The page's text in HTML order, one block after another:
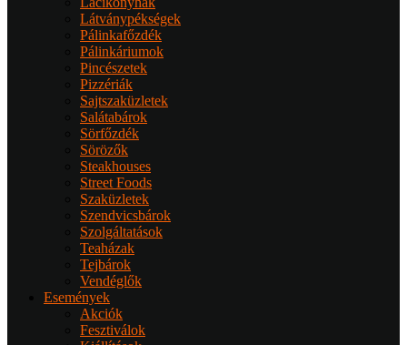
Látványpékségek
Pálinkafőzdék
Pálinkáriumok
Pincészetek
Pizzériák
Sajtszaküzletek
Salátabárok
Sörfőzdék
Sörözők
Steakhouses
Street Foods
Szaküzletek
Szendvicsbárok
Szolgáltatások
Teaházak
Tejbárok
Vendéglők
Események
Akciók
Fesztiválok